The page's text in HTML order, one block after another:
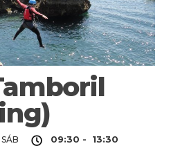
SÁB 09:30 - 13:30